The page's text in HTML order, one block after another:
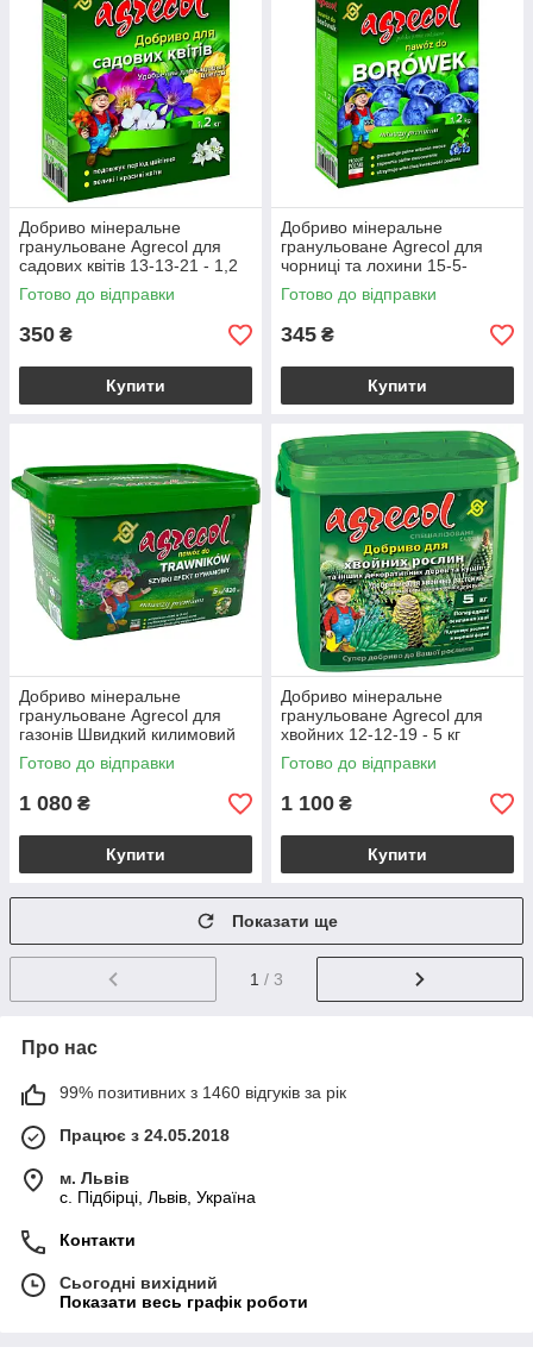
Добриво мінеральне
гранульоване Agrecol для
садових квітів 13-13-21 - 1,2
кг
Готово до відправки
350 ₴
Купити
Добриво мінеральне
гранульоване Agrecol для
чорниці та лохини 15-5-
7+2Mg - 1,2 кг
Готово до відправки
345 ₴
Купити
Добриво мінеральне
гранульоване Agrecol для
газонів Швидкий килимовий
ефект 23-0-0 - 5 кг
Готово до відправки
1 080 ₴
Купити
Добриво мінеральне
гранульоване Agrecol для
хвойних 12-12-19 - 5 кг
Готово до відправки
1 100 ₴
Купити
Показати ще
1 / 3
Про нас
99% позитивних з 1460 відгуків за рік
Працює з 24.05.2018
м. Львів
c. Підбірці, Львів, Україна
Контакти
Сьогодні вихідний
Показати весь графік роботи